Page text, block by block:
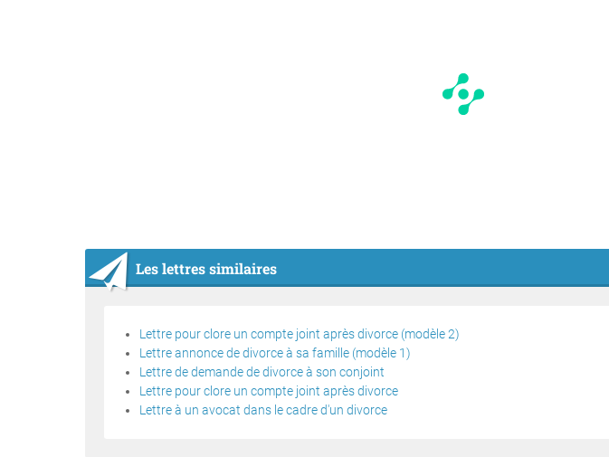
Les lettres similaires
Lettre pour clore un compte joint après divorce (modèle 2)
Lettre annonce de divorce à sa famille (modèle 1)
Lettre de demande de divorce à son conjoint
Lettre pour clore un compte joint après divorce
Lettre à un avocat dans le cadre d'un divorce